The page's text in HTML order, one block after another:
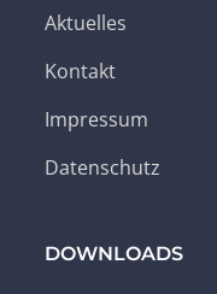
Aktuelles
Kontakt
Impressum
Datenschutz
DOWNLOADS